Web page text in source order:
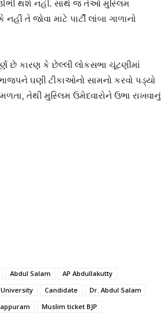
ઊભી થશે નહીં. સાથે જ તેઓ મુસ્લિમ
તે જોવા માટે પાર્ટી લાંબા ગાળાનો
છે કારણ કે છેલ્લી લોકસભા ચૂંટણીમાં
ઘણી ટીકાઓનો સામનો કરવો પડ્યો
તેથી મુસ્લિમ ઉમેદવારોને ઉભા રાખવાનું
Abdul Salam
AP Abdullakutty
Candidate
Dr. Abdul Salam
Muslim ticket BJP